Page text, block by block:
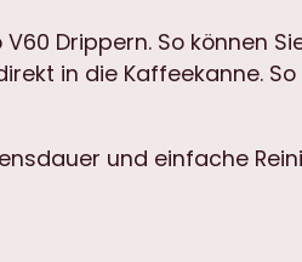
Drippern. So können
in die Kaffeekanne.
und einfache